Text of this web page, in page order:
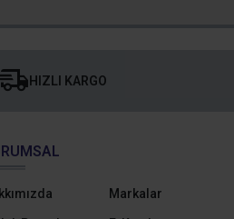
HIZLI KARGO
Markalar